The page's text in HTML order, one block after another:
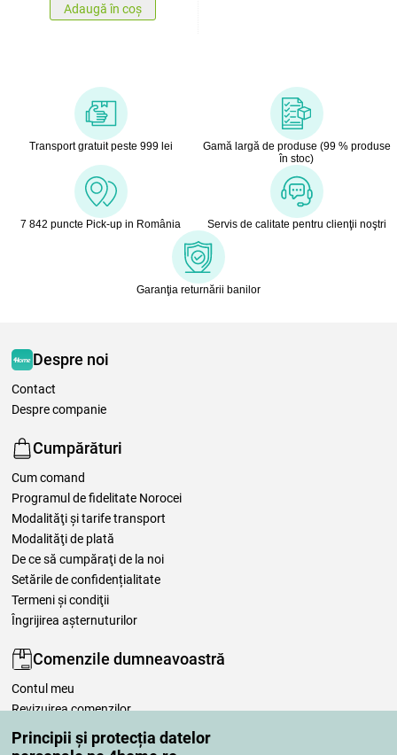
Principii și protecția datelor
Adaugă în coș
Transport gratuit peste 999 lei
Gamă largă de produse (99 % produse
în stoc)
7 842 puncte Pick-up in România Servis de calitate pentru clienţii noştri
Garanţia returnării banilor
Despre noi
Contact
Despre companie
Cumpărături
Cum comand
Programul de fidelitate Norocei
Modalităţi şi tarife transport
Modalităţi de plată
De ce să cumpăraţi de la noi
Setările de confidențialitate
Termeni şi condiţii
Îngrijirea așternuturilor
Comenzile dumneavoastră
Contul meu
Revizuirea comenzilor
Reclamaţii
Retragere de la contract